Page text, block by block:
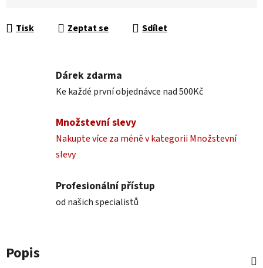
Tisk Zeptat se Sdílet
Dárek zdarma
Ke každé první objednávce nad 500Kč
Množstevní slevy
Nakupte více za méně v kategorii Množstevní
slevy
Profesionální přístup
od našich specialistů
Popis